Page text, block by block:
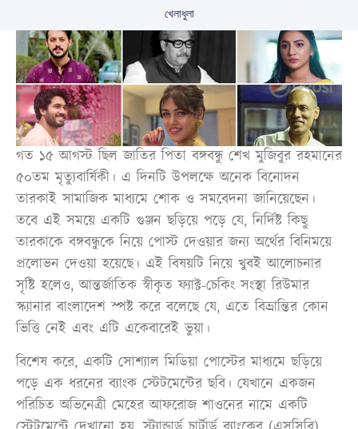
খেলাধুলা
গত ১৫ আগস্ট ছিল জাতির পিতা বঙ্গবন্ধু শেখ মুজিবুর রহমানের
৫০তম মৃত্যুবার্ষিকী। এ দিনটি উপলক্ষে অনেক বিনোদন
তারকাই সামাজিক মাধ্যমে শোক ও সমবেদনা জানিয়েছেন।
তবে এই সময়ে একটি গুঞ্জন ছড়িয়ে পড়ে যে, নির্দিষ্ট কিছু
তারকাকে বঙ্গবন্ধুকে নিয়ে পোস্ট দেওয়ার জন্য অর্থের বিনিময়ে
প্রলোভন দেওয়া হয়েছে। এই বিষয়টি নিয়ে খুবই আলোচনার
সৃষ্টি হলেও, আন্তর্জাতিক স্বীকৃত ফ্যাক্ট-চেকিং সংস্থা রিউমার
স্ক্যানার বাংলাদেশ স্পষ্ট করে বলেছে যে, এতে বিভ্রান্তির কোন
ভিত্তি নেই এবং এটি একেবারেই ভুয়া।
বিশেষ করে, একটি সোশ্যাল মিডিয়া পোস্টের মাধ্যমে ছড়িয়ে
পড়ে এক ধরনের ব্যাংক স্টেটমেন্টের ছবি। যেখানে একজন
পরিচিত অভিনেত্রী মেহের আফরোজ শাওনের নামে একটি